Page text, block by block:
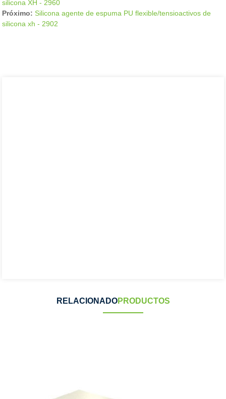
silicona XH - 2960
Próximo: Silicona agente de espuma PU flexible/tensioactivos de
silicona xh - 2902
RELACIONADOPRODUCTOS